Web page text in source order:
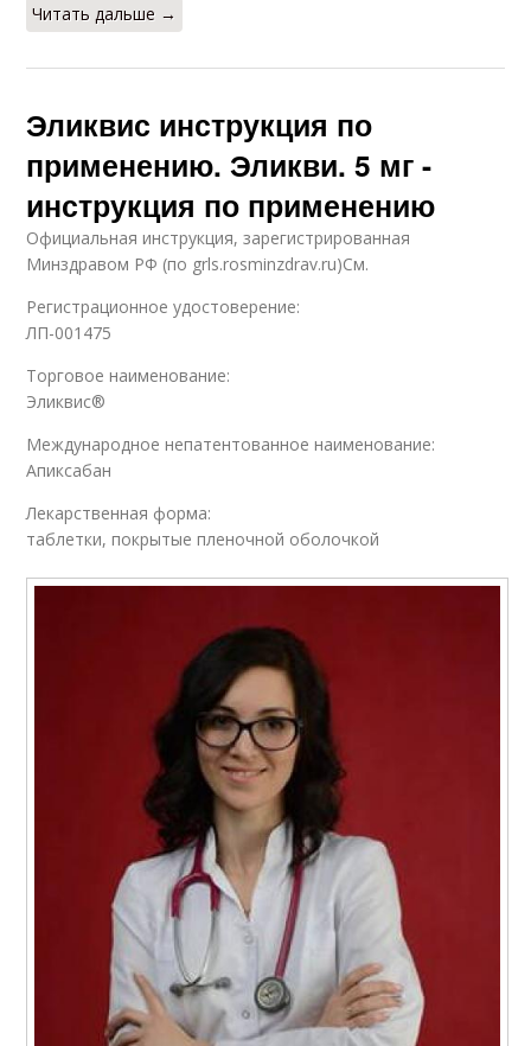
Читать дальше →
Эликвис инструкция по
применению. Эликви. 5 мг -
инструкция по применению
Официальная инструкция, зарегистрированная
Минздравом РФ (по grls.rosminzdrav.ru)См.
Регистрационное удостоверение:
ЛП-001475
Торговое наименование:
Эликвис®
Международное непатентованное наименование:
Апиксабан
Лекарственная форма:
таблетки, покрытые пленочной оболочкой